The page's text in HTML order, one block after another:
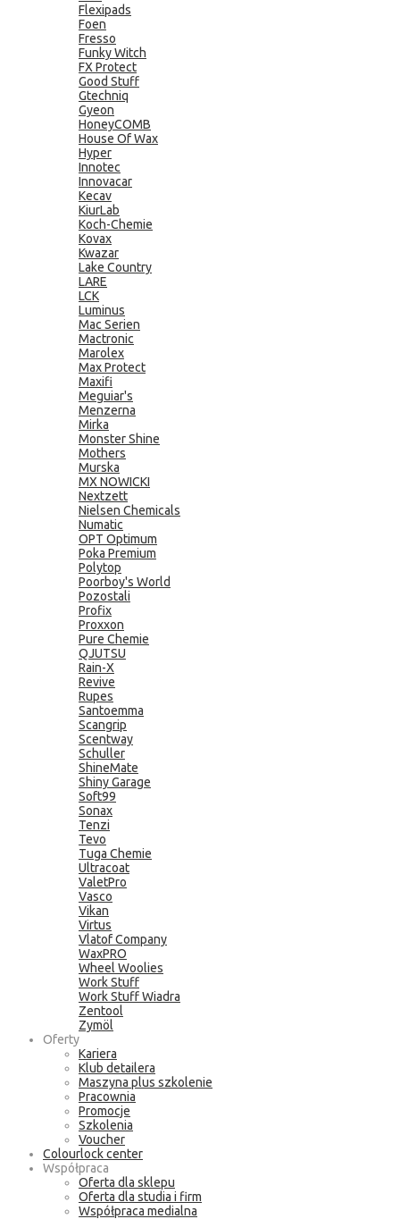
Flexipads
Foen
Fresso
Funky Witch
FX Protect
Good Stuff
Gtechniq
Gyeon
HoneyCOMB
House Of Wax
Hyper
Innotec
Innovacar
Kecav
KiurLab
Koch-Chemie
Kovax
Kwazar
Lake Country
LARE
LCK
Luminus
Mac Serien
Mactronic
Marolex
Max Protect
Maxifi
Meguiar's
Menzerna
Mirka
Monster Shine
Mothers
Murska
MX NOWICKI
Nextzett
Nielsen Chemicals
Numatic
OPT Optimum
Poka Premium
Polytop
Poorboy's World
Pozostali
Profix
Proxxon
Pure Chemie
QJUTSU
Rain-X
Revive
Rupes
Santoemma
Scangrip
Scentway
Schuller
ShineMate
Shiny Garage
Soft99
Sonax
Tenzi
Tevo
Tuga Chemie
Ultracoat
ValetPro
Vasco
Vikan
Virtus
Vlatof Company
WaxPRO
Wheel Woolies
Work Stuff
Work Stuff Wiadra
Zentool
Zymöl
Oferty
Kariera
Klub detailera
Maszyna plus szkolenie
Pracownia
Promocje
Szkolenia
Voucher
Colourlock center
Współpraca
Oferta dla sklepu
Oferta dla studia i firm
Współpraca medialna